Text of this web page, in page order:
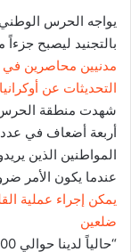
بالتجنيد ليصبح
مدنيين محاصرين في
التحديثات عن أوكرانيا
أربعة أضعاف في عدد
المواطنين الذين
عندما يكون الأمر
يمكن إجراء عملية
ضلعين